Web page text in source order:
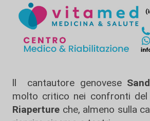
ll cantautore genovese
molto critico nei confronti del
Riaperture che, almeno sulla